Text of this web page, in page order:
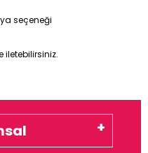
seçeneği
iletebilirsiniz.